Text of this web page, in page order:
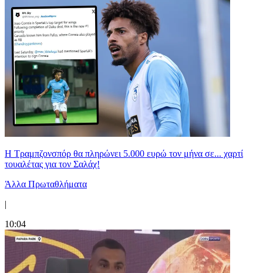
Η Τραμπζονσπόρ θα πληρώνει 5.000 ευρώ τον μήνα σε... χαρτί
τουαλέτας για τον Σαλάχ!
Άλλα Πρωταθλήματα
|
10:04